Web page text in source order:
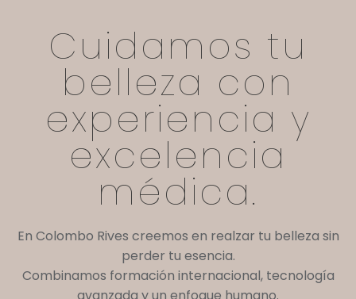
Cuidamos tu
belleza con
experiencia y
excelencia
médica.
En Colombo Rives creemos en realzar tu belleza sin
perder tu esencia.
Combinamos formación internacional, tecnología